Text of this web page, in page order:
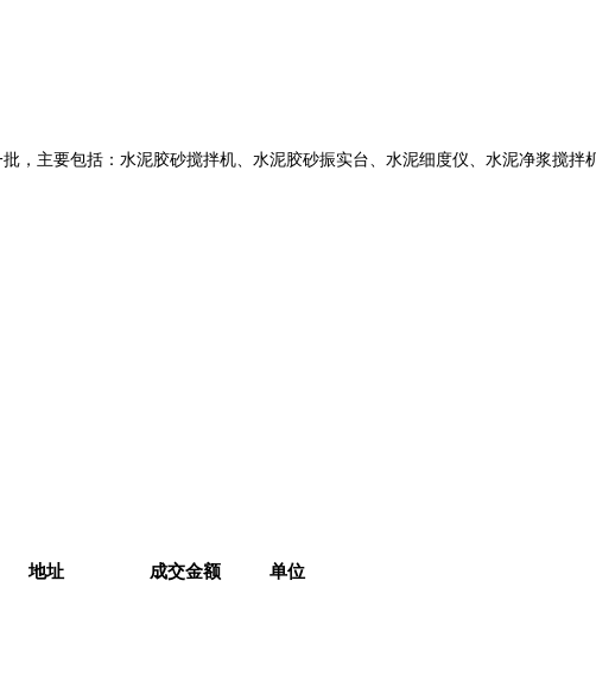
，主要包括：水泥胶砂搅拌机、水泥胶砂振实台、水泥细度仪、水泥净浆搅拌
地址 成交金额 单位